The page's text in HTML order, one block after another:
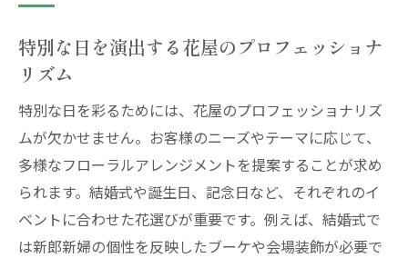
特別な日を演出する花屋のプロフェッショナ
リズム
特別な日を彩るためには、花屋のプロフェッショナリズ
ムが欠かせません。お客様のニーズやテーマに応じて、
多様なフローラルアレンジメントを提案することが求め
られます。結婚式や誕生日、記念日など、それぞれのイ
ベントに合わせた花選びが重要です。例えば、結婚式で
は新郎新婦の個性を反映したブーケや会場装飾が必要で